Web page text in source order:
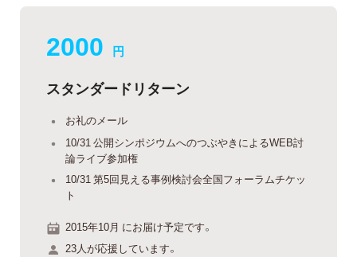
2000 円
スタンダードリターン
お礼のメール
10/31 公開シンポジウムへのつぶやきによるWEB討
論ライブ参加権
10/31 第5回見える事例検討会全国フォーラムチケッ
ト
2015年10月 にお届け予定です。
23人が応援しています。